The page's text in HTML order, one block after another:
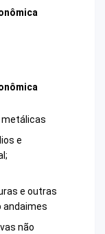
e
e outras
andaimes
não